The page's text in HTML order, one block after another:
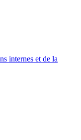
internes et de la